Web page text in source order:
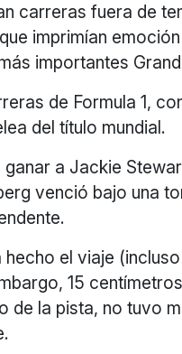
carreras fuera de
imprimían
importantes
de Formula 1,
del título mundial.
a Jackie
venció bajo una
el viaje
15
de la pista, no tuvo